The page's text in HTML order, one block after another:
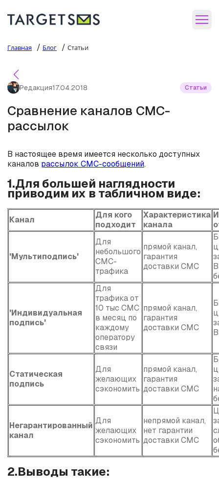
Главная / Блог / Статьи
Редакция17.04.2018 Статьи
Сравнение каналов СМС-
рассылок
В настоящее время имеется несколько доступных
каналов рассылок СМС-сообщений.
1.Для большей наглядности
приводим их в табличном виде:
Канал
Для кого
подходит
Характеристика
канала
'Мультиподпись'
Для
небольшого
СМС-
трафика
прямой канал,
гарантия
доставки СМС
'Индивидуальная
подпись'
Для
трафика от
10 тыс СМС
в месяц по
каждому
оператору
связи
прямой канал,
гарантия
доставки СМС
Статическая
подпись
Для
желающих
сэкономить
прямой канал,
гарантия
доставки СМС
Негарантированный
канал
Для
желающих
сэкономить
непрямой канал,
нет гарантии
доставки СМС
2.Выводы такие: